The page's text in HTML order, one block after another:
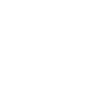
qui fait